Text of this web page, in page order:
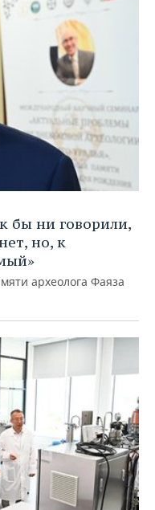
бы ни говорили,
но, к
археолога Фаяза